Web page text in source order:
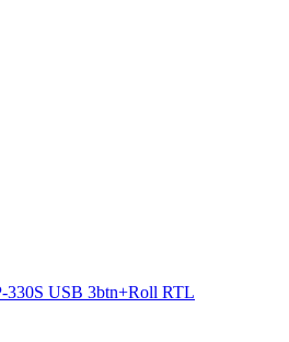
330S USB 3btn+Roll RTL